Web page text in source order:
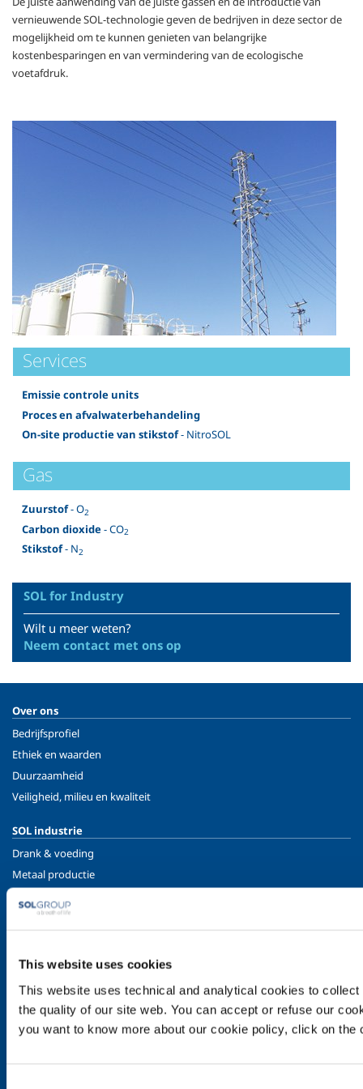
This website uses cookies
This website uses technical and analytical cookies to
the quality of our site web. You can accept or refuse our
you want to know more about our cookie policy, click on
vernieuwende SOL-technologie geven de bedrijven in deze sector de
mogelijkheid om te kunnen genieten van belangrijke
kostenbesparingen en van vermindering van de ecologische
voetafdruk.
Services
Emissie controle units
Proces en afvalwaterbehandeling
On-site productie van stikstof- NitroSOL
Gas
Zuurstof- O2
Carbon dioxide- CO2
Stikstof- N2
SOL for Industry
Wilt u meer weten?
Neem contact met ons op
Over ons
Bedrijfsprofiel
Ethiek en waarden
Duurzaamheid
Veiligheid, milieu en kwaliteit
SOL industrie
Drank & voeding
Metaal productie
Chemie & Farmacie
Energie & Milieu
SOL medisch
Overzicht